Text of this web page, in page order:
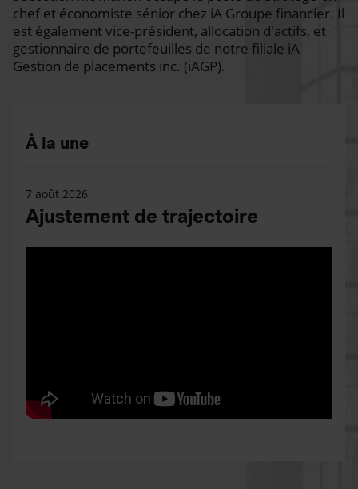
chef et économiste sénior chez iA Groupe financier. Il
est également vice-président, allocation d'actifs, et
gestionnaire de portefeuilles de notre filiale iA
Gestion de placements inc. (iAGP).
À la une
7 août 2026
Ajustement de trajectoire